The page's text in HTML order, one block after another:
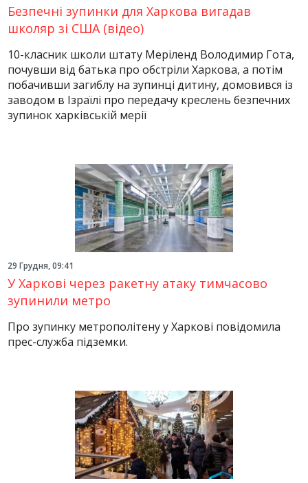
Безпечні зупинки для Харкова вигадав
школяр зі США (відео)
10-класник школи штату Меріленд Володимир Гота,
почувши від батька про обстріли Харкова, а потім
побачивши загиблу на зупинці дитину, домовився із
заводом в Ізраїлі про передачу креслень безпечних
зупинок харківській мерії
29 Грудня, 09:41
У Харкові через ракетну атаку тимчасово
зупинили метро
Про зупинку метрополітену у Харкові повідомила
прес-служба підземки.